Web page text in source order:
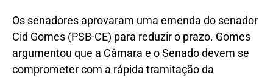
Os senadores aprovaram uma emenda do senador
Cid Gomes (PSB-CE) para reduzir o prazo. Gomes
argumentou que a Câmara e o Senado devem se
comprometer com a rápida tramitação da